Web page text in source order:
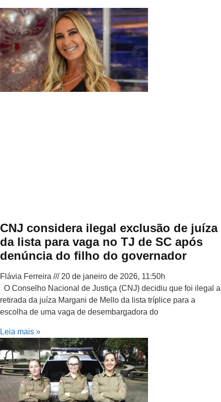
CNJ considera ilegal exclusão de juíza
da lista para vaga no TJ de SC após
denúncia do filho do governador
Flávia Ferreira
20 de janeiro de 2026, 11:50h
O Conselho Nacional de Justiça (CNJ) decidiu que foi ilegal a
retirada da juíza Margani de Mello da lista tríplice para a
escolha de uma vaga de desembargadora do
Leia mais »